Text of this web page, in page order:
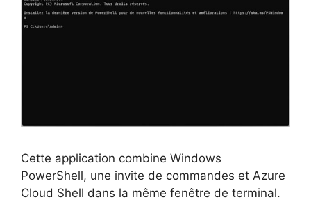
Cette application combine Windows
PowerShell, une invite de commandes et Azure
Cloud Shell dans la même fenêtre de terminal.